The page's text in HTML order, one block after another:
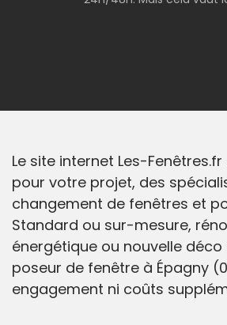
Le site internet Les-
pour votre projet, des
changement de fenêtres et
Standard ou sur-mesure,
énergétique ou nouvelle
poseur de fenêtre à Épagny
engagement ni coûts